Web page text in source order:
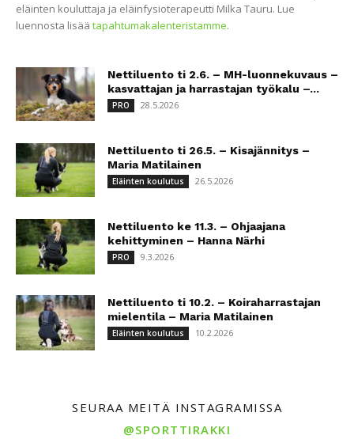
eläinten kouluttaja ja eläinfysioterapeutti Milka Tauru. Lue
luennosta lisää tapahtumakalenteristamme.
Nettiluento ti 2.6. – MH-luonnekuvaus –
kasvattajan ja harrastajan työkalu –...
PRO 28.5.2026
Nettiluento ti 26.5. – Kisajännitys –
Maria Matilainen
Eläinten koulutus 26.5.2026
Nettiluento ke 11.3. – Ohjaajana
kehittyminen – Hanna Närhi
PRO 9.3.2026
Nettiluento ti 10.2. – Koiraharrastajan
mielentila – Maria Matilainen
Eläinten koulutus 10.2.2026
SEURAA MEITÄ INSTAGRAMISSA
@SPORTTIRAKKI